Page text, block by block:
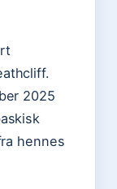
2025
hennes